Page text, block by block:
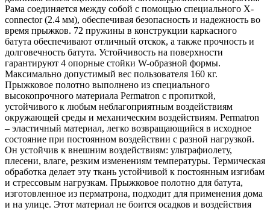
Рама соединяется между собой с помощью специального X-
connector (2.4 мм), обеспечивая безопасность и надежность во
время прыжков. 72 пружины в конструкции каркасного
батута обеспечивают отличный отскок, а также прочность и
долговечность батута. Устойчивость на поверхности
гарантируют 4 опорные стойки W-образной формы.
Максимально допустимый вес пользователя 160 кг.
Прыжковое полотно выполнено из специального
высокопрочного материала Permatron с пропиткой,
устойчивого к любым неблагоприятным воздействиям
окружающей среды и механическим воздействиям. Permatron
– эластичный материал, легко возвращающийся в исходное
состояние при постоянном воздействии с разной нагрузкой.
Он устойчив к внешним воздействиям: ультрафиолету,
плесени, влаге, резким изменениям температуры. Термическая
обработка делает эту ткань устойчивой к постоянным изгибам
и стрессовым нагрузкам. Прыжковое полотно для батута,
изготовленное из перматрона, подходит для применения дома
и на улице. Этот материал не боится осадков и воздействия